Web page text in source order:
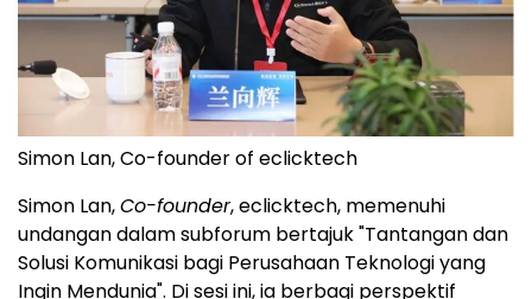
Simon Lan, Co-founder of eclicktech
Simon Lan,Co-founder, eclicktech, memenuhi
undangan dalam subforum bertajuk "Tantangan dan
Solusi Komunikasi bagi Perusahaan Teknologi yang
Ingin Mendunia". Di sesi ini, ia berbagi perspektif